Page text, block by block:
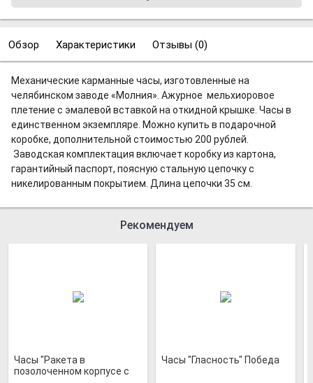
Обзор Характеристики Отзывы (0)
Механические карманные часы, изготовленные на
челябинском заводе «Молния». Ажурное мельхиоровое
плетение с эмалевой вставкой на откидной крышке. Часы в
единственном экземпляре. Можно купить в подарочной
коробке, дополнительной стоимостью 200 рублей.
Заводская комплектация включает коробку из картона,
гарантийный паспорт, поясную стальную цепочку с
никелированным покрытием. Длина цепочки 35 см.
Рекомендуем
Часы "Ракета в
позолоченном корпусе с
Часы "Гласность" Победа